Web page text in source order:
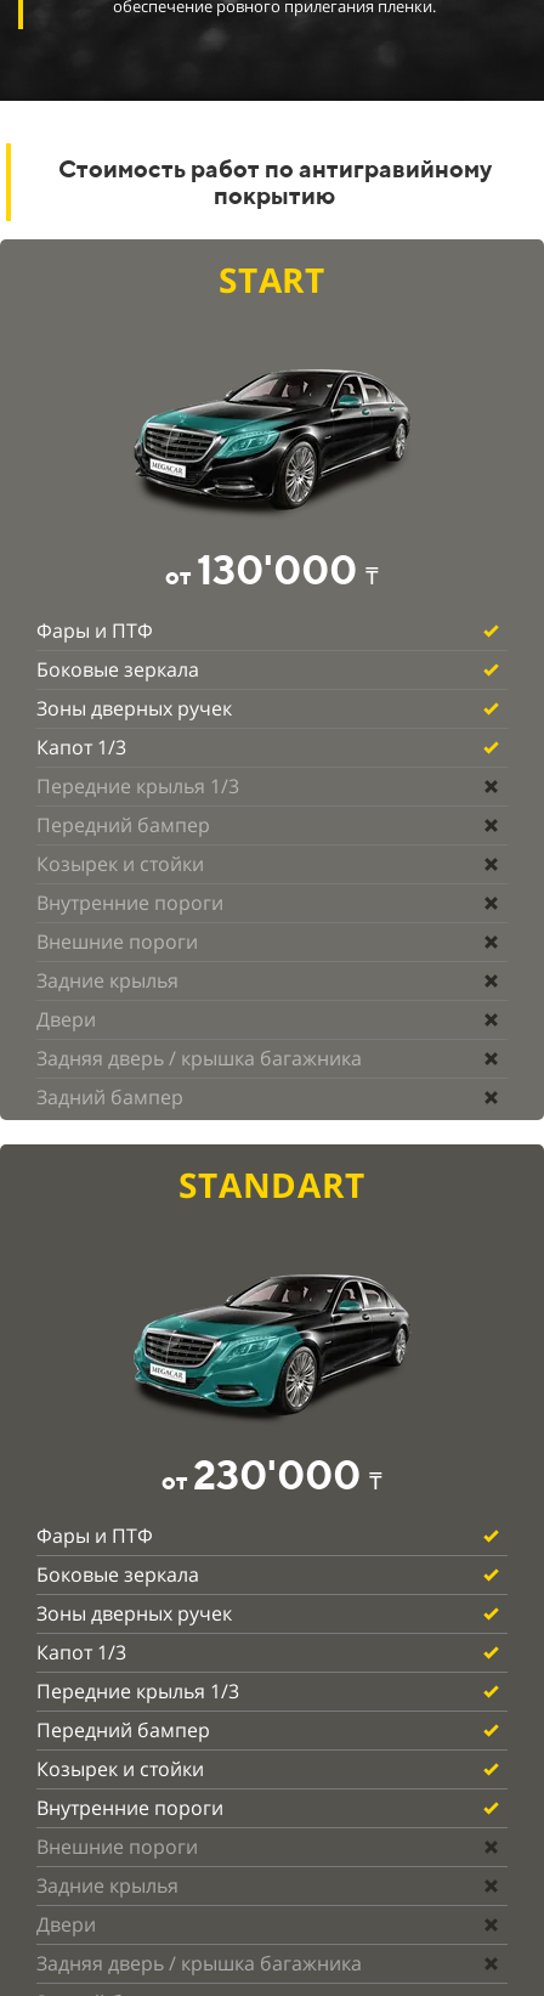
автомобиля с компьютерной точностью
Стоимость работ по антигравийному
покрытию
START
от 130'000 ₸
Фары и ПТФ
Боковые зеркала
Зоны дверных ручек
Капот 1/3
Передние крылья 1/3
Передний бампер
Козырек и стойки
Внутренние пороги
Внешние пороги
Задние крылья
Двери
Задняя дверь / крышка багажника
Задний бампер
STANDART
от 230'000 ₸
Фары и ПТФ
Боковые зеркала
Зоны дверных ручек
Капот 1/3
Передние крылья 1/3
Передний бампер
Козырек и стойки
Внутренние пороги
Внешние пороги
Задние крылья
Двери
Задняя дверь / крышка багажника